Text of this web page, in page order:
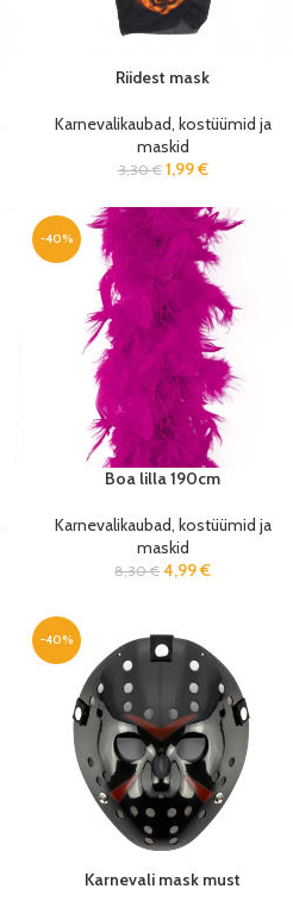
Riidest mask
Karnevalikaubad, kostüümid ja
maskid
3,30€ 1,99€
-40%
Boa lilla 190cm
Karnevalikaubad, kostüümid ja
maskid
8,30€ 4,99€
-40%
Karnevali mask must